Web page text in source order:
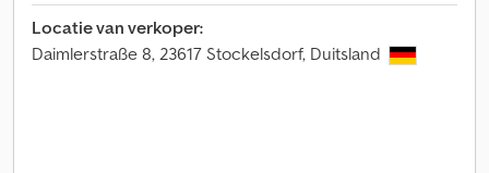
Locatie van verkoper:
Daimlerstraße 8, 23617 Stockelsdorf, Duitsland